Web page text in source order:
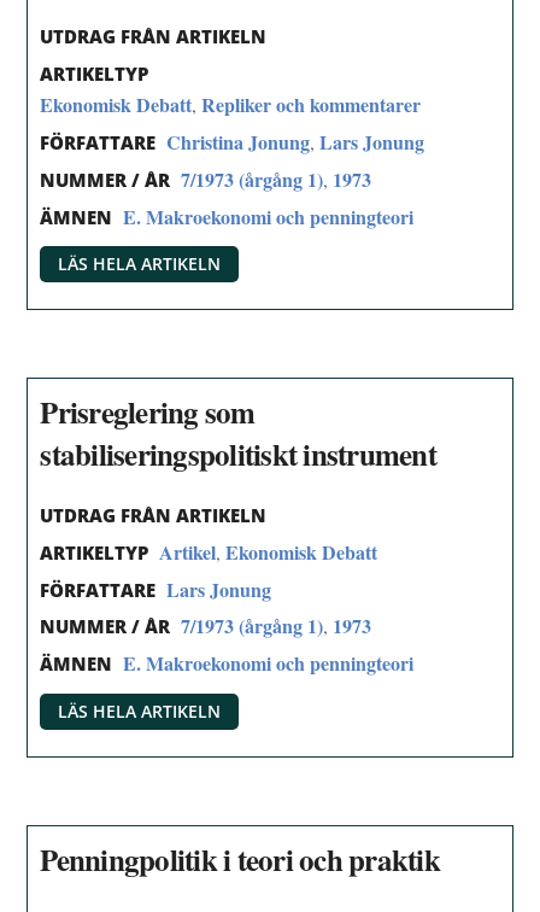
UTDRAG FRÅN ARTIKELN
ARTIKELTYP
Ekonomisk Debatt,Repliker och kommentarer
FÖRFATTARE Christina Jonung,Lars Jonung
NUMMER / ÅR 7/1973 (årgång 1), 1973
ÄMNEN E. Makroekonomi och penningteori
LÄS HELA ARTIKELN
Prisreglering som
stabiliseringspolitiskt instrument
UTDRAG FRÅN ARTIKELN
ARTIKELTYP Artikel,Ekonomisk Debatt
FÖRFATTARE Lars Jonung
NUMMER / ÅR 7/1973 (årgång 1), 1973
ÄMNEN E. Makroekonomi och penningteori
LÄS HELA ARTIKELN
Penningpolitik i teori och praktik